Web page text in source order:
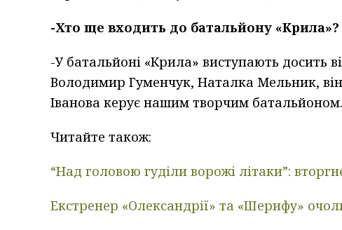
-Хто ще входить до батальйону «Крила»?
-У батальйоні «Крила» виступають досить
Володимир Гуменчук, Наталка Мельник,
Іванова керує нашим творчим батальйоном.
Читайте також:
“Над головою гуділи ворожі літаки”:
Екстренер «Олександрії» та «Шерифу»